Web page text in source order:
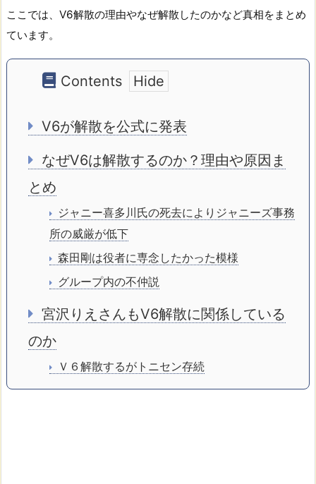
ここでは、V6解散の理由やなぜ解散したのかなど真相をまとめ
ています。
Contents
V6が解散を公式に発表
なぜV6は解散するのか？理由や原因ま
とめ
ジャニー喜多川氏の死去によりジャニーズ事務
所の威厳が低下
森田剛は役者に専念したかった模様
グループ内の不仲説
宮沢りえさんもV6解散に関係している
のか
Ｖ６解散するがトニセン存続